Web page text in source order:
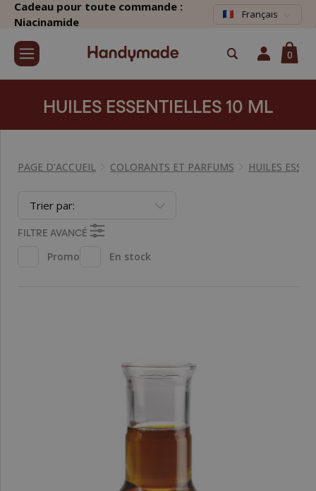
Cadeau pour toute commande :
Niacinamide
Français
0
HUILES ESSENTIELLES 10 ML
PAGE D’ACCUEIL COLORANTS ET PARFUMS HUILES
Trier par:
FILTRE AVANCÉ
Promo
En stock